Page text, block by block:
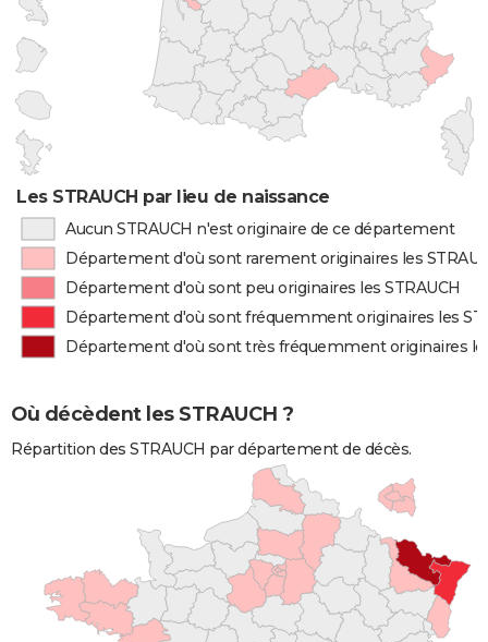
Les STRAUCH par lieu de naissance
Aucun STRAUCH n'est originaire de ce département
Département d'où sont rarement originaires les
Département d'où sont peu originaires les STRAUCH
Département d'où sont fréquemment originaires les
Département d'où sont très fréquemment originaires
Où décèdent les STRAUCH ?
Répartition des STRAUCH par département de décès.